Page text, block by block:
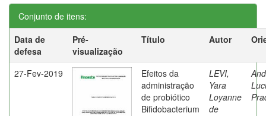
Conjunto de itens:
Data de
defesa
Pré-
visualização
Título Autor
27-Fev-2019
Efeitos da
administração
de probiótico
Bifidobacterium
LEVI,
Yara
Loyanne
de